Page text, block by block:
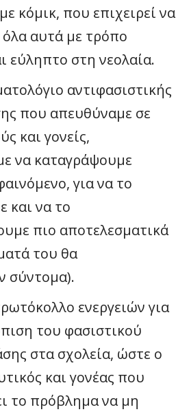
κόμικ, που επιχειρεί να
αυτά με τρόπο
εύληπτο στη νεολαία.
αντιφασιστικής
που απευθύναμε σε
και γονείς,
να καταγράψουμε
για να το
και να το
πιο αποτελεσματικά
του θα
σύντομα).
ενεργειών για
του φασιστικού
στα σχολεία, ώστε ο
και γονέας που
το πρόβλημα να μη